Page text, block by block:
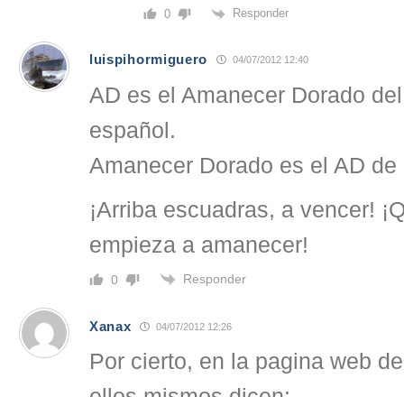
0 Responder
luispihormiguero 04/07/2012 12:40
AD es el Amanecer Dorado
español.
Amanecer Dorado es el AD
¡Arriba escuadras, a vencer!
empieza a amanecer!
0 Responder
Xanax 04/07/2012 12:26
Por cierto, en la pagina web